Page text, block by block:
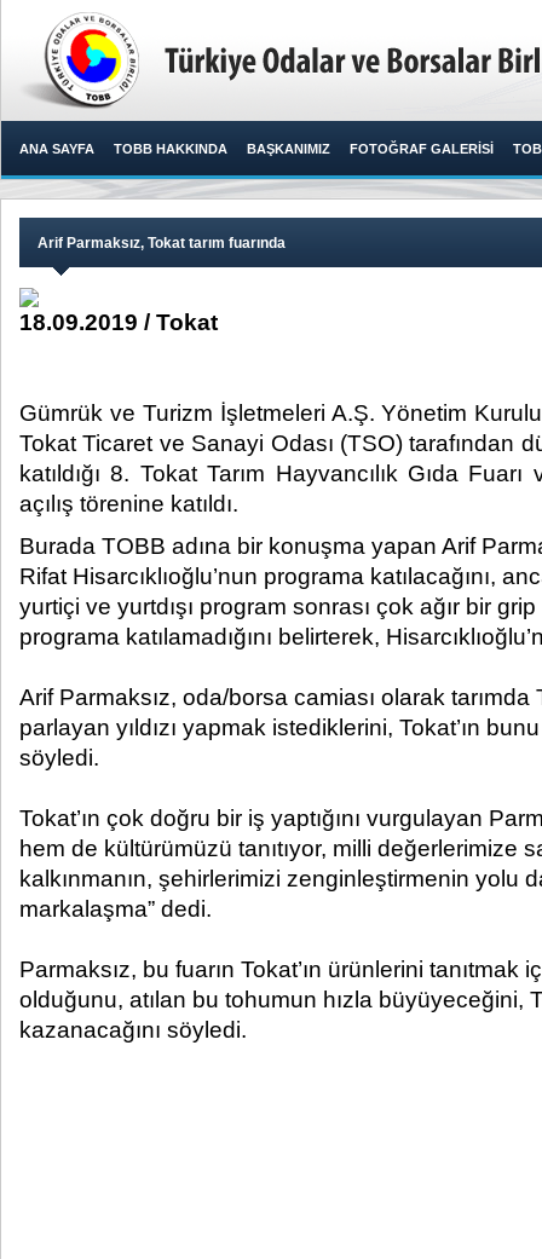
ANA SAYFA TOBB HAKKINDA BAŞKANIMIZ FOTOĞRAF GALERİSİ
Arif Parmaksız, Tokat tarım fuarında
18.09.2019 / Tokat
Gümrük ve Turizm İşletmeleri A.Ş. Yönetim
Tokat Ticaret ve Sanayi Odası (TSO) tarafından
katıldığı 8. Tokat Tarım Hayvancılık Gıda
açılış törenine katıldı.​
Burada TOBB adına bir konuşma yapan Arif
Rifat Hisarcıklıoğlu’nun programa katılacağını,
yurtiçi ve yurtdışı program sonrası çok ağır bir
programa katılamadığını belirterek,
Arif Parmaksız, oda/borsa camiası olarak tarımda
parlayan yıldızı yapmak istediklerini, Tokat’ın
söyledi.
Tokat’ın çok doğru bir iş yaptığını vurgulayan
hem de kültürümüzü tanıtıyor, milli değerlerimize
kalkınmanın, şehirlerimizi zenginleştirmenin yolu
markalaşma” dedi.
Parmaksız, bu fuarın Tokat’ın ürünlerini tanıtmak
olduğunu, atılan bu tohumun hızla büyüyeceğini,
kazanacağını söyledi.